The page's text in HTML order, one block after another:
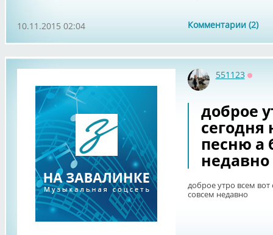
Комментарии (2)
10.11.2015 02:04
551123
доброе
песню а
недавно
доброе утро всем
совсем недавно